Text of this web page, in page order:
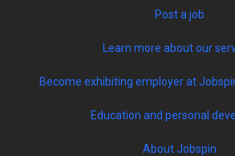
Post a job
Learn more about our
Become exhibiting employer at
Education and personal
About Jobspin